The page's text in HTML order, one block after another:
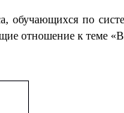
обучающихся по
отношение к теме